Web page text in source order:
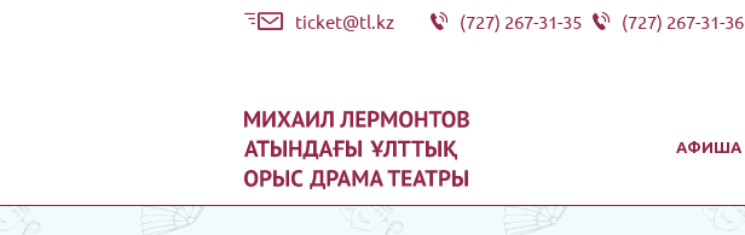
ticket@tl.kz (727) 267-31-35 (727) 267-31-36
АФИША